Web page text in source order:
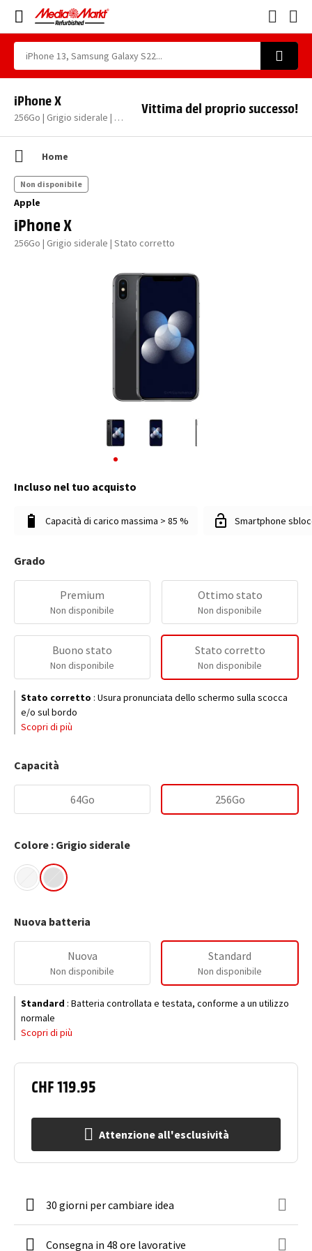
iPhone X
256Go | Grigio siderale | Stato corretto
Vittima del proprio successo!
Home
Apple
iPhone X
256Go | Grigio siderale | Stato corretto
Non disponibile
Incluso nel tuo acquisto
Capacità di carico massima > 85 % Smartphone
CHF 119.95
Attenzione all'esclusività
Grado
Premium
Non disponibile
Ottimo stato
Non disponibile
Buono stato
Non disponibile
Stato corretto
Non disponibile
Stato corretto : Usura pronunciata dello schermo sulla scocca
e/o sul bordo
Scopri di più
Capacità
64Go 256Go
Colore : Grigio siderale
Nuova batteria
Nuova
Non disponibile
Standard
Non disponibile
Standard : Batteria controllata e testata, conforme a un utilizzo
normale
Scopri di più
30 giorni per cambiare idea
Consegna in 48 ore lavorative